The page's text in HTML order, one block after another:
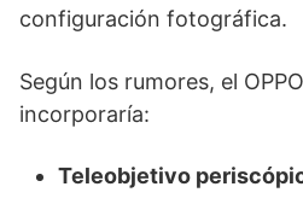
configuración fotográfica.
Según los rumores, el
incorporaría:
Teleobjetivo